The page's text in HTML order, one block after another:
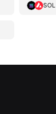
SOL